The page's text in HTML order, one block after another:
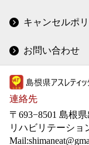
キャンセルポ
お問い合わせ
連絡先
〒693−8501 島根
リハビリテーショ